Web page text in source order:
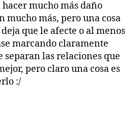
mucho más daño
mucho más, pero una cosa
que le afecte o al menos
marcando claramente
separan las relaciones que
pero claro una cosa es
:/